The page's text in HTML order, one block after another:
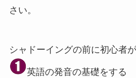
さい。
シャドーイングの前に初心者
英語の発音の基礎をする